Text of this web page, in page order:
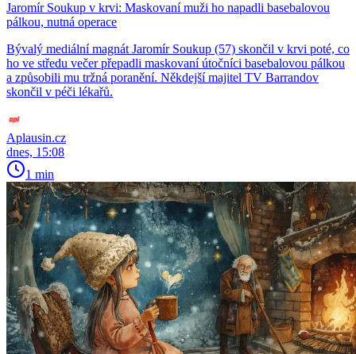
Jaromír Soukup v krvi: Maskovaní muži ho napadli basebalovou
pálkou, nutná operace
Bývalý mediální magnát Jaromír Soukup (57) skončil v krvi poté, co
ho ve středu večer přepadli maskovaní útočníci basebalovou pálkou
a způsobili mu tržná poranění. Někdejší majitel TV Barrandov
skončil v péči lékařů.
Aplausin.cz
dnes, 15:08
1 min